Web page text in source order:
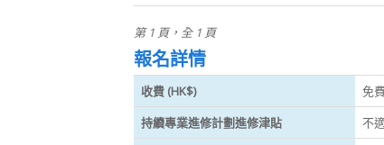
第 1 頁，全 1 頁
報名詳情
收費 (HK$)
免費
持續專業進修計劃進修津貼
不